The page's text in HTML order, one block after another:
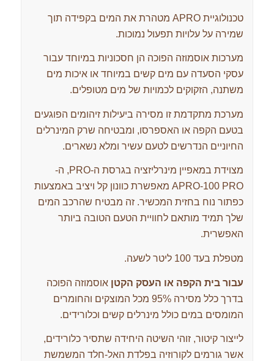
טכנולוגיית APRO מטהרת את המים בקפידה תוך
שמירה על עלויות תפעול נמוכות.
מערכות אוסמוזה הפוכה הן חסכוניות במיוחד עבור
עסקי הסעדה עם מים קשים במיוחד או איכות מים
משתנה, הזקוקים לכמויות של מים מטופלים.
מערכת מתקדמת זו מסירה ביעילות זיהומים הפוגעים
בטעם הקפה או האספרסו, ומבטיחה שרק המינרלים
החיוניים הנדרשים לטעם עשיר ומלא נשארים.
מצוידת במאפיין מינרליזציה בגרסת ה-PRO, ה-
APRO-100 PRO מאפשרת כוונון קל ויציב באמצעות
כפתור נוח בחזית המכשיר. זה מבטיח שהרכב המים
שלך תמיד מותאם לחוויית הטעם הטובה ביותר
האפשרית.
מטפלת בעד 100 ליטר לשעה.
עבור בית הקפה או העסק הקטן אוסמוזה הפוכה
בדרך כלל מסירה 95% מכל המוצקים והחומרים
המומסים במים כולל מינרלים קשים וכלורידים.
לייצור קיטור, זוהי השיטה היחידה שתסיר כלורידים,
אשר גורמים לקורוזיה בפלדת האל-חלד המשמשת